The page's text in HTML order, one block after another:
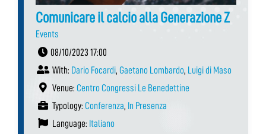
Comunicare il calcio alla Generazione Z
Events
08/10/2023 17:00
With: Dario Focardi, Gaetano Lombardo, Luigi di Maso
Venue: Centro Congressi Le Benedettine
Typology: Conferenza, In Presenza
Language: Italiano